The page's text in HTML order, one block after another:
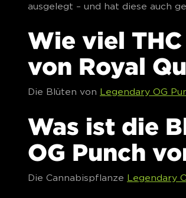
ausgelegt – und hat diese auch
Wie viel
von Royal
Die Blüten von Legendary OG
Was ist die
OG Punch
Die Cannabispflanze Legendary